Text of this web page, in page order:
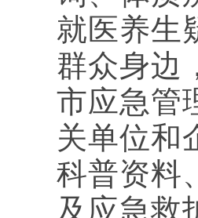
就医养生
群众身边
市应急管
关单位和
科普资料
及应急救